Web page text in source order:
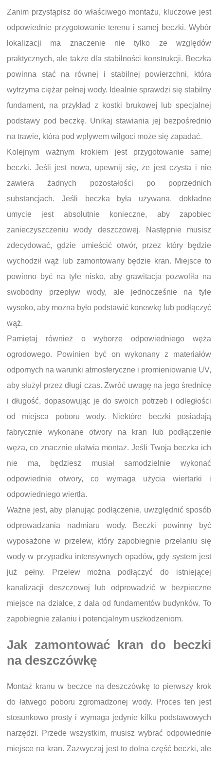
Zanim przystąpisz do właściwego montażu, kluczowe jest
odpowiednie przygotowanie terenu i samej beczki. Wybór
lokalizacji ma znaczenie nie tylko ze względów
praktycznych, ale także dla stabilności konstrukcji. Beczka
powinna stać na równej i stabilnej powierzchni, która
wytrzyma ciężar pełnej wody. Idealnie sprawdzi się stabilny
fundament, na przykład z kostki brukowej lub specjalnej
podstawy pod beczkę. Unikaj stawiania jej bezpośrednio
na trawie, która pod wpływem wilgoci może się zapadać.
Kolejnym ważnym krokiem jest przygotowanie samej
beczki. Jeśli jest nowa, upewnij się, że jest czysta i nie
zawiera żadnych pozostałości po poprzednich
substancjach. Jeśli beczka była używana, dokładne
umycie jest absolutnie konieczne, aby zapobiec
zanieczyszczeniu wody deszczowej. Następnie musisz
zdecydować, gdzie umieścić otwór, przez który będzie
wychodził wąż lub zamontowany będzie kran. Miejsce to
powinno być na tyle nisko, aby grawitacja pozwoliła na
swobodny przepływ wody, ale jednocześnie na tyle
wysoko, aby można było podstawić konewkę lub podłączyć
wąż.
Pamiętaj również o wyborze odpowiedniego węża
ogrodowego. Powinien być on wykonany z materiałów
odpornych na warunki atmosferyczne i promieniowanie UV,
aby służył przez długi czas. Zwróć uwagę na jego średnicę
i długość, dopasowując je do swoich potrzeb i odległości
od miejsca poboru wody. Niektóre beczki posiadają
fabrycznie wykonane otwory na kran lub podłączenie
węża, co znacznie ułatwia montaż. Jeśli Twoja beczka ich
nie ma, będziesz musiał samodzielnie wykonać
odpowiednie otwory, co wymaga użycia wiertarki i
odpowiedniego wiertła.
Ważne jest, aby planując podłączenie, uwzględnić sposób
odprowadzania nadmiaru wody. Beczki powinny być
wyposażone w przelew, który zapobiegnie przelaniu się
wody w przypadku intensywnych opadów, gdy system jest
już pełny. Przelew można podłączyć do istniejącej
kanalizacji deszczowej lub odprowadzić w bezpieczne
miejsce na działce, z dala od fundamentów budynków. To
zapobiegnie zalaniu i potencjalnym uszkodzeniom.
Jak zamontować kran do beczki
na deszczówkę
Montaż kranu w beczce na deszczówkę to pierwszy krok
do łatwego poboru zgromadzonej wody. Proces ten jest
stosunkowo prosty i wymaga jedynie kilku podstawowych
narzędzi. Przede wszystkim, musisz wybrać odpowiednie
miejsce na kran. Zazwyczaj jest to dolna część beczki, ale